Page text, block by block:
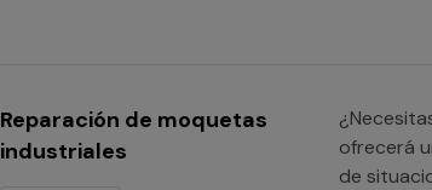
Reparación de moquetas
industriales
ofrecerá
de